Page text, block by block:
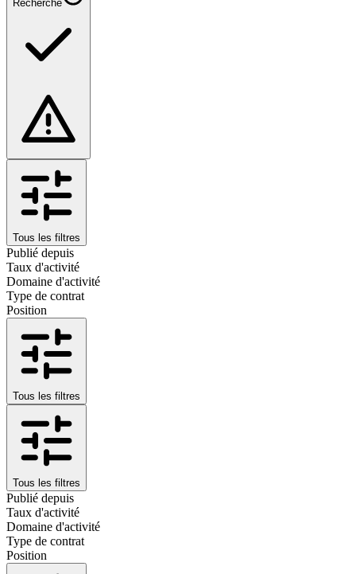
Recherche
Tous les filtres
Publié depuis
Taux d'activité
Domaine d'activité
Type de contrat
Position
Tous les filtres
Tous les filtres
Publié depuis
Taux d'activité
Domaine d'activité
Type de contrat
Position